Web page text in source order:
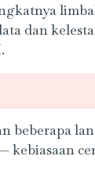
dan
beberapa
kebiasaan